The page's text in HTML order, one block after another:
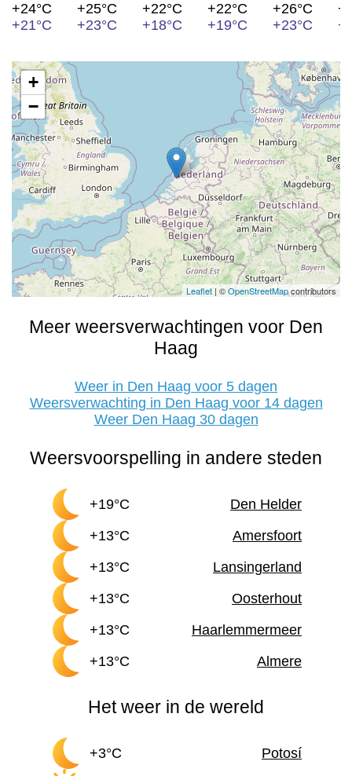
+24°C
+21°C
+25°C
+23°C
+22°C
+18°C
+22°C
+19°C
+26°C
+23°C
+
−
Leaflet | ©OpenStreetMapcontributors
Meer weersverwachtingen voor Den
Haag
Weer in Den Haag voor 5 dagen
Weersverwachting in Den Haag voor 14 dagen
Weer Den Haag 30 dagen
Weersvoorspelling in andere steden
+19°C
Den Helder
+13°C
Amersfoort
+13°C
Lansingerland
+13°C
Oosterhout
+13°C
Haarlemmermeer
+13°C
Almere
Het weer in de wereld
+3°C Potosí